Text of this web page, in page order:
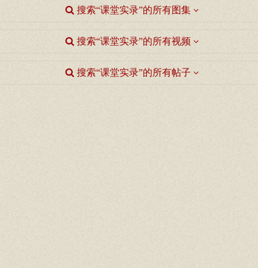
搜索“课堂实录”的所有图集
搜索“课堂实录”的所有视频
搜索“课堂实录”的所有帖子